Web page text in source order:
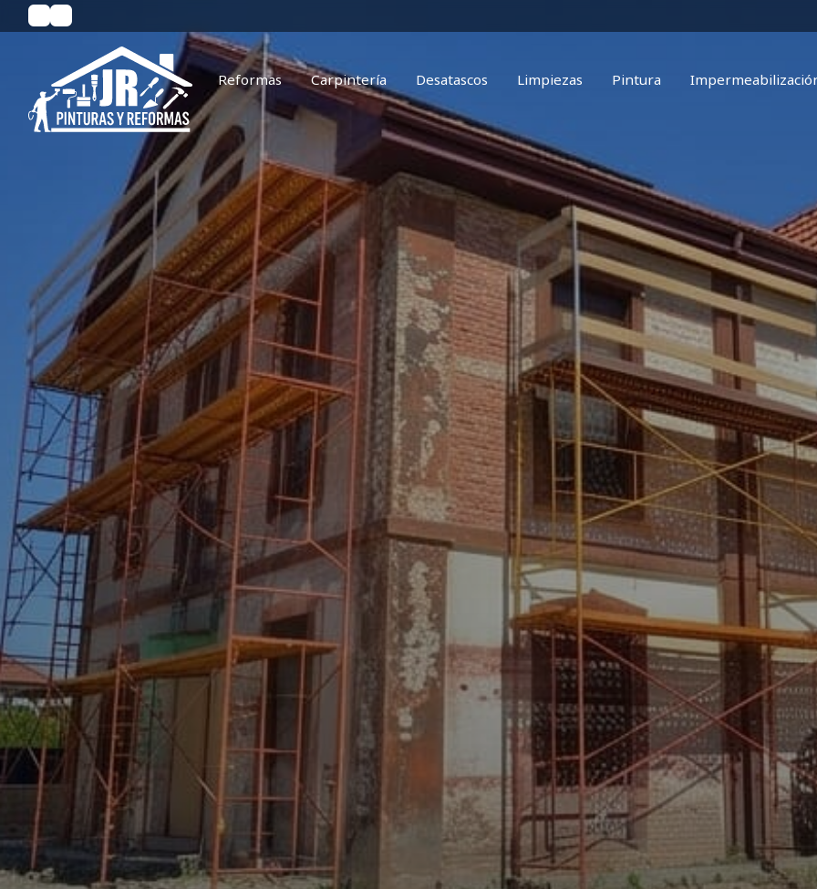
Reformas Carpintería Desatascos Limpiezas Pintura